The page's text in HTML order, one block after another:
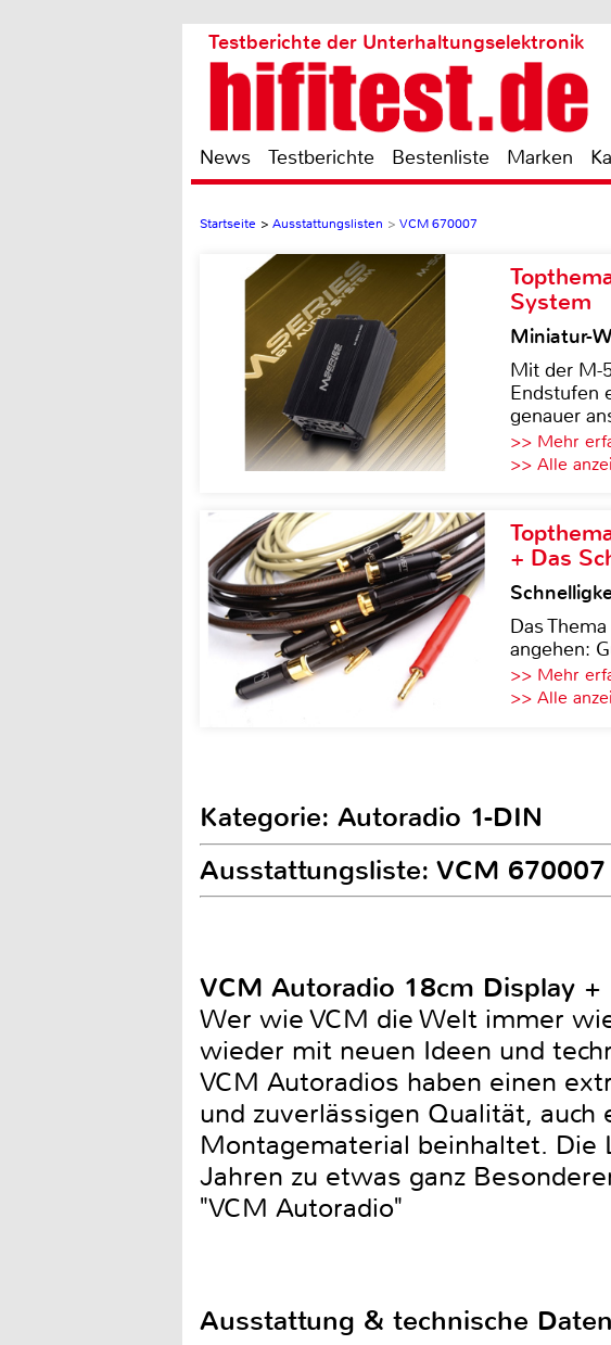
Testberichte der Unterhaltungselektronik
News Testberichte Bestenliste Marken
Startseite > Ausstattungslisten > VCM 670007
System
Miniatur-
Mit der M-
Endstufen
genauer
>> Mehr
>> Alle
+ Das
Das
angehen:
>> Mehr
>> Alle
Kategorie: Autoradio 1-DIN
Ausstattungsliste: VCM 670007
VCM Autoradio 18cm Display +
Wer wie VCM die Welt immer
wieder mit neuen Ideen und
VCM Autoradios haben einen
und zuverlässigen Qualität,
Montagematerial beinhaltet. Die
Jahren zu etwas ganz
"VCM Autoradio"
Ausstattung & technische Daten